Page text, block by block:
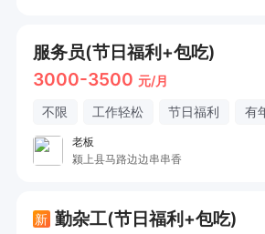
服务员(节日福利+包吃)
3000-3500 元/月
不限 工作轻松 节日福利 有
老板
颍上县马路边边串串香
新 勤杂工(节日福利+包吃)